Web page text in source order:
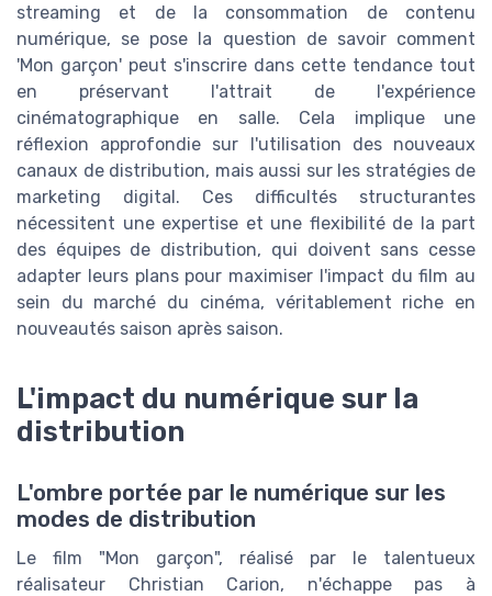
streaming et de la consommation de contenu
numérique, se pose la question de savoir comment
'Mon garçon' peut s'inscrire dans cette tendance tout
en préservant l'attrait de l'expérience
cinématographique en salle. Cela implique une
réflexion approfondie sur l'utilisation des nouveaux
canaux de distribution, mais aussi sur les stratégies de
marketing digital. Ces difficultés structurantes
nécessitent une expertise et une flexibilité de la part
des équipes de distribution, qui doivent sans cesse
adapter leurs plans pour maximiser l'impact du film au
sein du marché du cinéma, véritablement riche en
nouveautés saison après saison.
L'impact du numérique sur la
distribution
L'ombre portée par le numérique sur les
modes de distribution
Le film "Mon garçon", réalisé par le talentueux
réalisateur Christian Carion, n'échappe pas à